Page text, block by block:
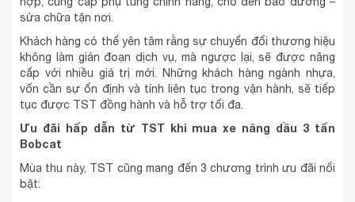
sửa chữa tận nơi.
Khách hàng có thể yên tâm rằng sự chuyển đổi thương hiệu
không làm gián đoạn dịch vụ, mà ngược lại, sẽ được nâng
cấp với nhiều giá trị mới. Những khách hàng ngành nhựa,
vốn cần sự ổn định và tính liên tục trong vận hành, sẽ tiếp
tục được TST đồng hành và hỗ trợ tối đa.
Ưu đãi hấp dẫn từ TST khi mua xe nâng dầu 3 tấn
Bobcat
Mùa thu này, TST cũng mang đến 3 chương trình ưu đãi nổi
bật: